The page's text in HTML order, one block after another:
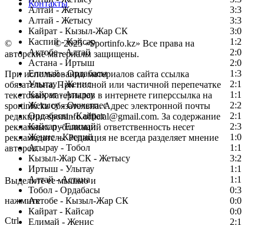
Алтай - Жетысу
3:3
Алтай - Жетысу
3:3
Кайрат - Кызыл-Жар СК
3:0
Каспий - Кайсар
1:2
Актобе - Алтай
2:0
Астана - Иртыш
2:0
Елимай - Ордабасы
1:3
Улытау - Женис
2:1
Кайрат - Атырау
1:1
Жетысу - Окжетпес
2:2
Ордабасы - Кайрат
2:1
Кайсар - Елимай
2:3
Женис - Каспий
1:0
Атырау - Тобол
1:1
Кызыл-Жар СК - Жетысу
3:2
Иртыш - Улытау
1:1
Алтай - Астана
1:1
Тобол - Ордабасы
0:3
Актобе - Кызыл-Жар СК
0:0
Кайрат - Кайсар
0:0
Елимай - Женис
2:1
Контакты
© Copyright© 2025 «Sportinfo.kz» Все права на
авторские материалы защищены.
При использовании материалов сайта ссылка
обязательна. При полной или частичной перепечатке
текстовых материалов в интернете гиперссылка на
sportinfo.kz обязательна. Адрес электронной почты
редакции: sportinfo.official@gmail.com. За содержание
рекламных публикаций ответственность несет
рекламодатель. Редакция не всегда разделяет мнение
авторов.
Заметили ошибку в тексте?
Выделите ее мышью и
нажмите
Ctrl